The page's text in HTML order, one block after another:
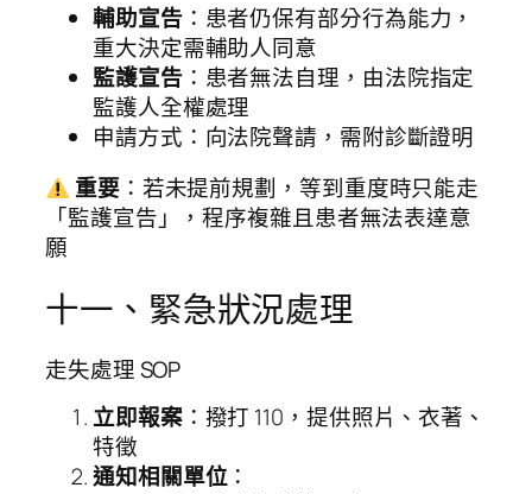
輔助宣告：患者仍保有部分行為能力，
重大決定需輔助人同意
監護宣告：患者無法自理，由法院指定
監護人全權處理
申請方式：向法院聲請，需附診斷證明
重要：若未提前規劃，等到重度時只能走
「監護宣告」，程序複雜且患者無法表達意
願
十一、緊急狀況處理
走失處理 SOP
立即報案：撥打 110，提供照片、衣著、
特徵
通知相關單位：